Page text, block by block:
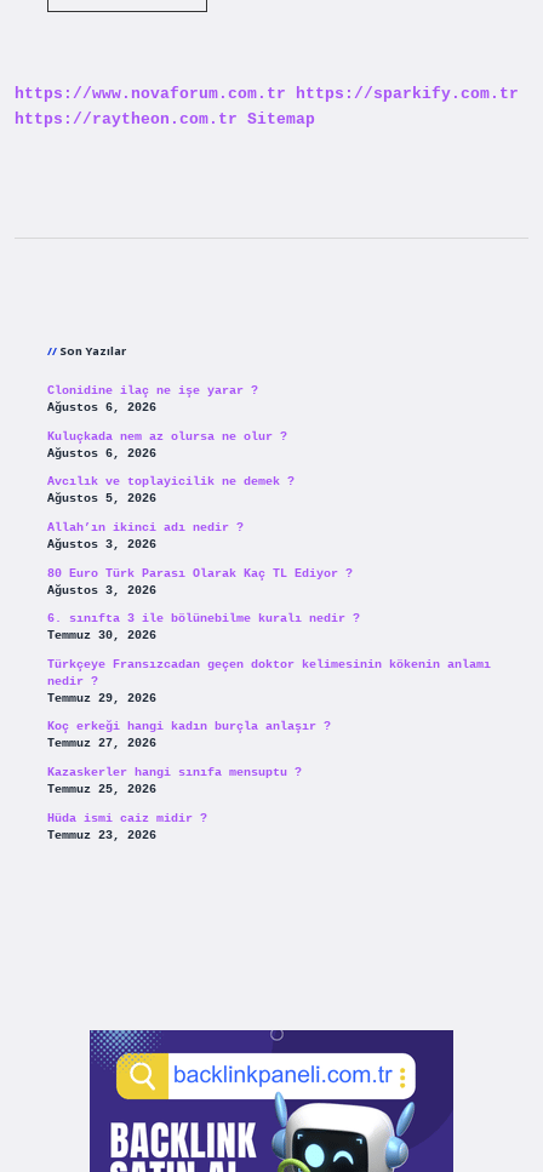
https://www.novaforum.com.tr
https://sparkify.com.tr
https://raytheon.com.tr Sitemap
Son Yazılar
Clonidine ilaç ne işe yarar ?
Ağustos 6, 2026
Kuluçkada nem az olursa ne olur ?
Ağustos 6, 2026
Avcılık ve toplayicilik ne demek ?
Ağustos 5, 2026
Allah’ın ikinci adı nedir ?
Ağustos 3, 2026
80 Euro Türk Parası Olarak Kaç TL Ediyor ?
Ağustos 3, 2026
6. sınıfta 3 ile bölünebilme kuralı nedir ?
Temmuz 30, 2026
Türkçeye Fransızcadan geçen doktor kelimesinin kökenin anlamı
nedir ?
Temmuz 29, 2026
Koç erkeği hangi kadın burçla anlaşır ?
Temmuz 27, 2026
Kazaskerler hangi sınıfa mensuptu ?
Temmuz 25, 2026
Hüda ismi caiz midir ?
Temmuz 23, 2026